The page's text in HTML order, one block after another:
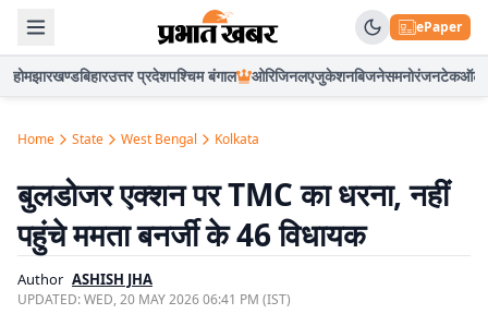
ePaper
होमझारखण्डबिहारउत्तर प्रदेशपश्चिम बंगाल ओरिजिनलएजुकेशनबिजनेसमनोरंजनटेकऑटो
Home State West Bengal Kolkata
बुलडोजर एक्शन पर TMC का धरना, नहीं
पहुंचे ममता बनर्जी के 46 विधायक
Author ASHISH JHA
UPDATED:WED, 20 MAY 2026 06:41 PM (IST)